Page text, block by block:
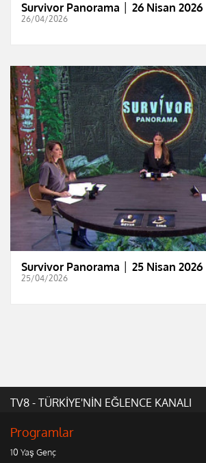
Survivor Panorama │ 26 Nisan 2026
26/04/2026
Survivor Panorama │ 25 Nisan 2026
25/04/2026
TV8 - TÜRKİYE'NİN EĞLENCE KANALI
Programlar
10 Yaş Genç